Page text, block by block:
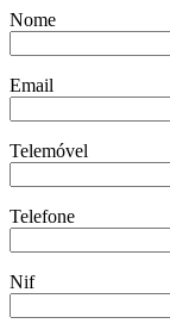
Nome
Email
Telemóvel
Telefone
Nif